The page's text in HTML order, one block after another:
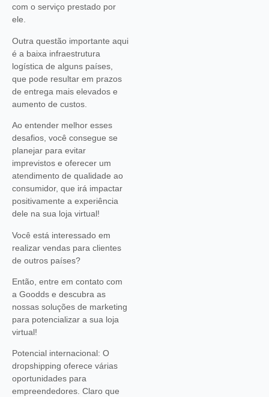
com o serviço prestado por
ele.
Outra questão importante aqui
é a baixa infraestrutura
logística de alguns países,
que pode resultar em prazos
de entrega mais elevados e
aumento de custos.
Ao entender melhor esses
desafios, você consegue se
planejar para evitar
imprevistos e oferecer um
atendimento de qualidade ao
consumidor, que irá impactar
positivamente a experiência
dele na sua loja virtual!
Você está interessado em
realizar vendas para clientes
de outros países?
Então, entre em contato com
a Goodds e descubra as
nossas soluções de marketing
para potencializar a sua loja
virtual!
Potencial internacional: O
dropshipping oferece várias
oportunidades para
empreendedores. Claro que